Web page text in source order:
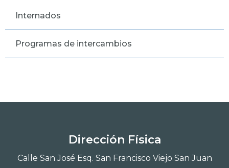
Internados
Programas de intercambios
Dirección Física
Calle San José Esq. San Francisco Viejo San Juan